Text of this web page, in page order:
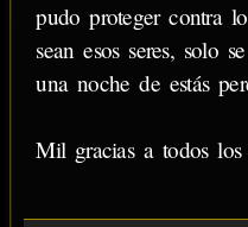
pudo proteger contra
sean esos seres, solo
una noche de estás
Mil gracias a todos